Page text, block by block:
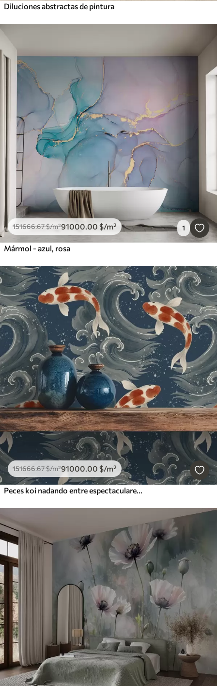
Diluciones abstractas de pintura
151666.67$/m²91000.00 $/m² 1
Mármol - azul, rosa
151666.67$/m²91000.00 $/m²
Peces koi nadando entre espectaculares olas oceánicas